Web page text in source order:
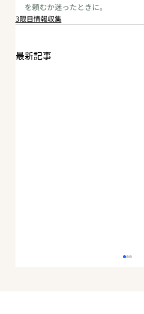
を頼むか迷ったときに。
3限目情報収集
最新記事